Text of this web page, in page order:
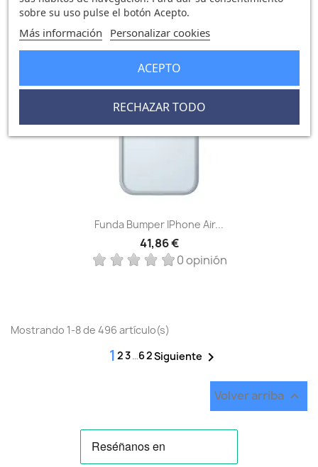
Funda Bumper IPhone Air...
41,86 €
0 opinión
favorite_border
Mostrando 1-8 de 496 artículo(s)
1 23…62Siguiente 
Volver arriba 
sobre su uso pulse el botón Acepto.
Más información Personalizar cookies
RECHAZAR TODO
ACEPTO